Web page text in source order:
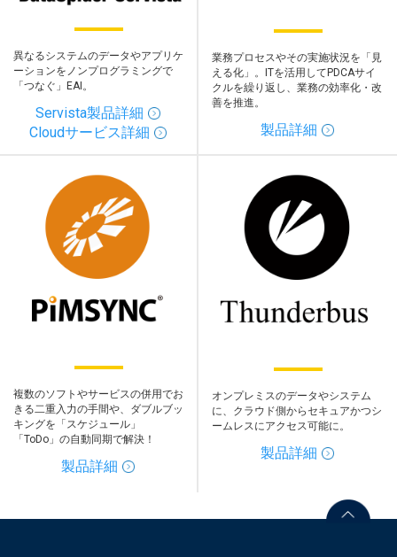
異なるシステムのデータやアプリケ
ーションをノンプログラミングで
「つなぐ」EAI。
Servista製品詳細
Cloudサービス詳細
業務プロセスやその実施状況を「見
える化」。ITを活用してPDCAサイ
クルを繰り返し、業務の効率化・改
善を推進。
製品詳細
複数のソフトやサービスの併用でお
きる二重入力の手間や、ダブルブッ
キングを「スケジュール」
「ToDo」の自動同期で解決！
製品詳細
オンプレミスのデータやシステム
に、クラウド側からセキュアかつシ
ームレスにアクセス可能に。
製品詳細